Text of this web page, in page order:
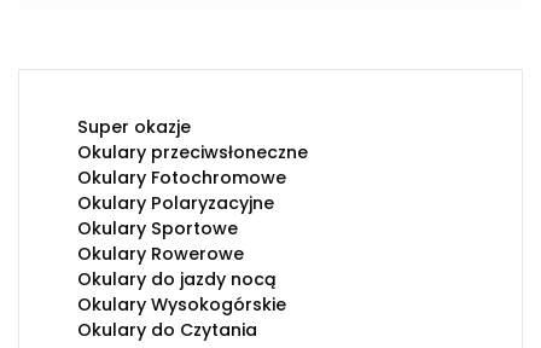
Super okazje
Okulary przeciwsłoneczne
Okulary Fotochromowe
Okulary Polaryzacyjne
Okulary Sportowe
Okulary Rowerowe
Okulary do jazdy nocą
Okulary Wysokogórskie
Okulary do Czytania